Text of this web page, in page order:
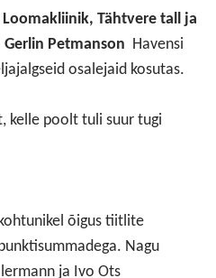
Tähtvere tall ja
Gerlin Petmanson
Havensi
osalejaid kosutas.
kelle poolt tuli suur tugi
õigus tiitlite
Nagu
ja Ivo Ots